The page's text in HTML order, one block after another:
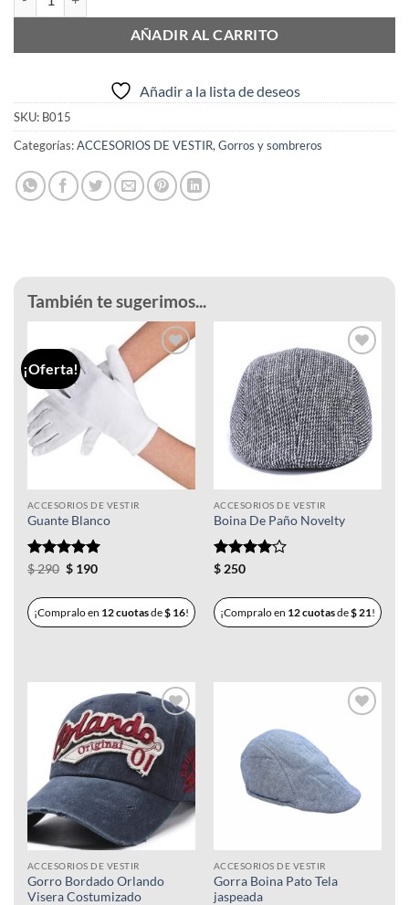
AÑADIR AL CARRITO
Añadir a la lista de deseos
SKU: B015
Categorías:ACCESORIOS DE VESTIR, Gorros y sombreros
También te sugerimos...
¡Oferta!
Añadir
ACCESORIOS DE VESTIR
Guante Blanco
Valorado
$290 El
$ 290.
$190El
$ 190.
¡Compralo en 12 cuotasde$ 16!
Añadir
a la
lista de
deseos
ACCESORIOS DE VESTIR
Boina De Paño Novelty
Valorado
5
$250
¡Compralo en 12 cuotasde$21!
Añadir
a la
lista de
deseos
ACCESORIOS DE VESTIR
Gorro Bordado Orlando
Visera Costumizado
ACCESORIOS DE VESTIR
Gorra Boina Pato Tela
jaspeada